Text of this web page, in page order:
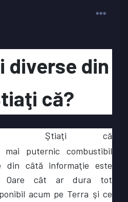
diverse din
că?
Ştiaţi că
puternic combustibil
din câtă informaţie este
Oare cât ar dura tot
acum pe Terra şi ce